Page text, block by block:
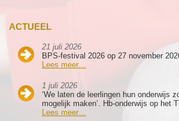
ACTUEEL
21 juli 2026
BPS-festival 2026 op 27 november
Lees meer…
1 juli 2026
‘We laten de leerlingen hun onderwijs
mogelijk maken’. Hb-onderwijs op het
Lees meer…